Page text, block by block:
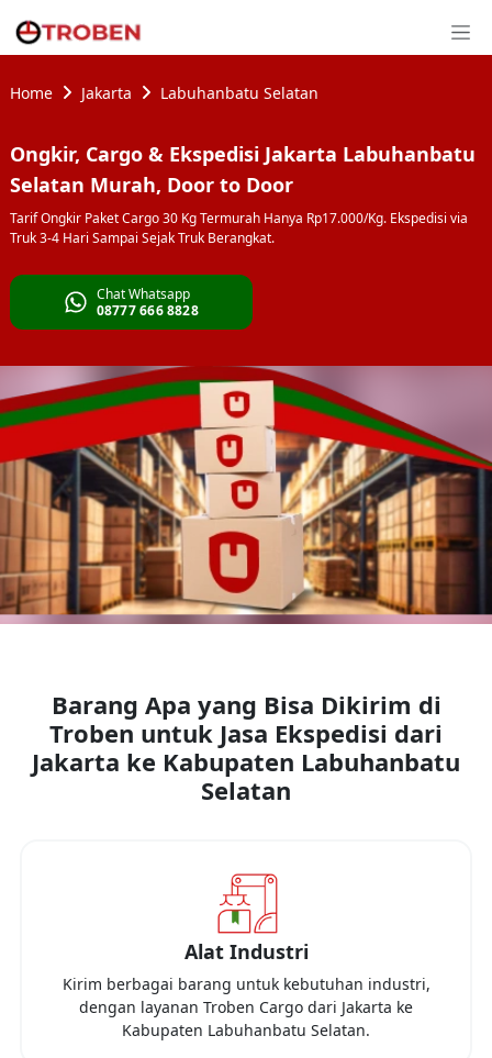
Home Jakarta Labuhanbatu Selatan
Ongkir, Cargo & Ekspedisi Jakarta Labuhanbatu
Selatan Murah, Door to Door
Tarif Ongkir Paket Cargo 30 Kg Termurah Hanya Rp17.000/Kg. Ekspedisi via
Truk 3-4 Hari Sampai Sejak Truk Berangkat.
Chat Whatsapp
08777 666 8828
Barang Apa yang Bisa Dikirim di
Troben untuk Jasa Ekspedisi dari
Jakarta ke Kabupaten Labuhanbatu
Selatan
Alat Industri
Kirim berbagai barang untuk kebutuhan industri,
dengan layanan Troben Cargo dari Jakarta ke
Kabupaten Labuhanbatu Selatan.